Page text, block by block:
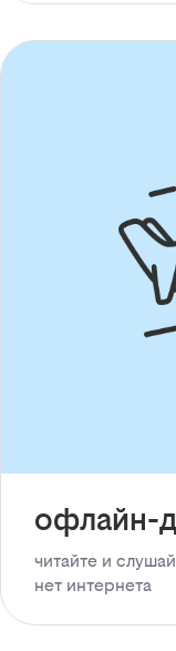
офлайн-
читайте и
нет интернета